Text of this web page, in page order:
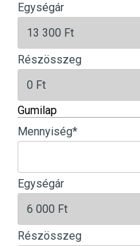
Egységár
Részösszeg
Gumilap
Mennyiség*
Egységár
Részösszeg